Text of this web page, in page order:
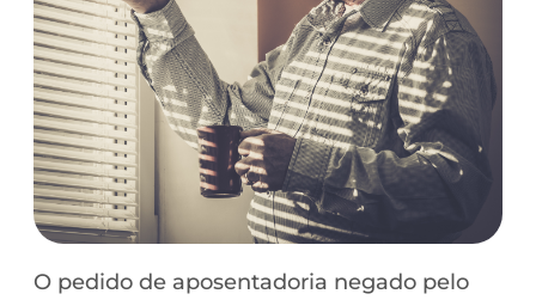
O pedido de aposentadoria negado pelo